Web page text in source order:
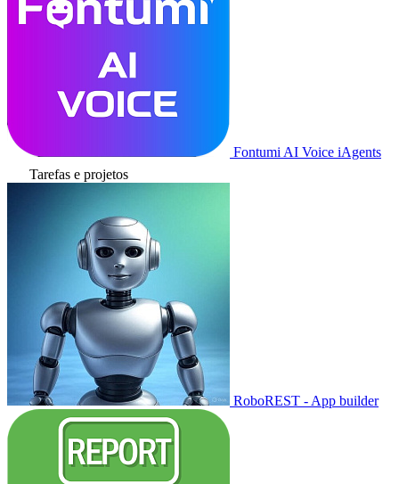
Fontumi AI Voice iAgents
Tarefas e projetos
RoboREST - App builder